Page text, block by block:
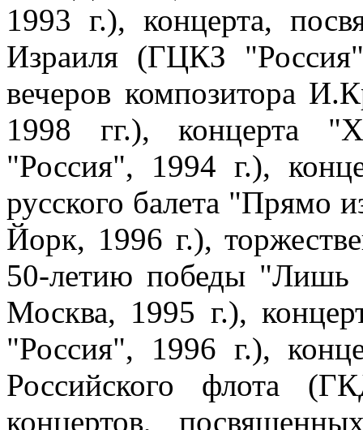
1993 г.), концерта,
Израиля (ГЦКЗ
вечеров композитора
1998 гг.), концерта
"Россия", 1994 г.),
русского балета "Прямо
Йорк, 1996 г.),
50-летию победы
Москва, 1995 г.),
"Россия", 1996 г.),
Российского флота
концертов,